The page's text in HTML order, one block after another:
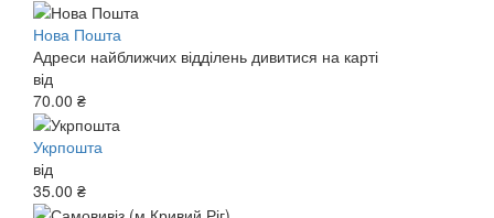
Нова Пошта
Адреси найближчих відділень дивитися на карті
від
70.00 ₴
Укрпошта
від
35.00 ₴